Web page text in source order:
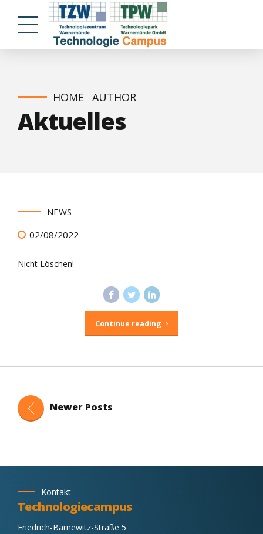
HOME AUTHOR
Aktuelles
NEWS
02/08/2022
Nicht Löschen!
Continue reading
Newer Posts
Kontakt
Technologiecampus
Friedrich-Barnewitz-Straße 5